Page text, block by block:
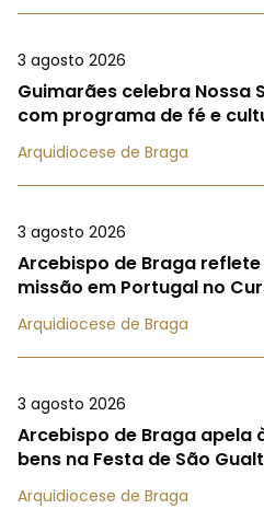
3 agosto 2026
Guimarães celebra Nossa
com programa de fé e
Arquidiocese de Braga
3 agosto 2026
Arcebispo de Braga
missão em Portugal no
Arquidiocese de Braga
3 agosto 2026
Arcebispo de Braga apela
bens na Festa de São
Arquidiocese de Braga